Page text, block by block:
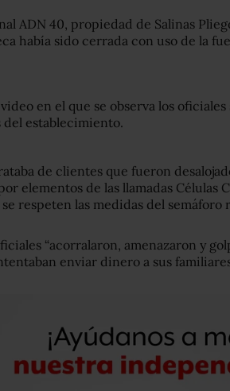
ADN 40, propiedad de Salinas
había sido cerrada con uso de la
en el que se observa los oficiales
del establecimiento.
de clientes que fueron
elementos de las llamadas Células
respeten las medidas del semáforo
“acorralaron, amenazaron y
enviar dinero a sus